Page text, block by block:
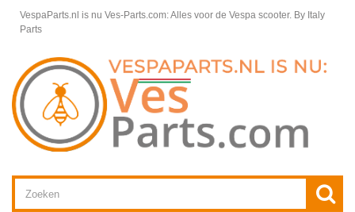
VespaParts.nl is nu Ves-Parts.com: Alles voor de Vespa scooter. By Italy
Parts